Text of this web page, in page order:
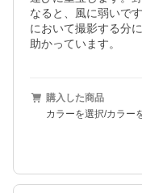
なると、風に弱いで
において撮影する分
助かっています。
購入した商品
カラーを選択/カラー